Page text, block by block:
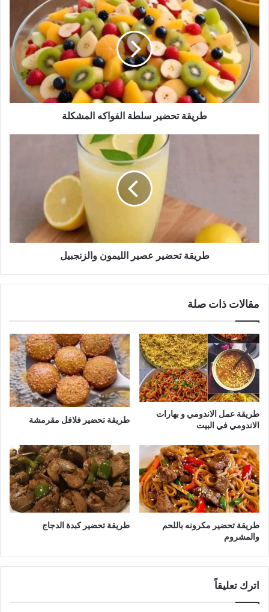
طريقة تحضير وصفة دجاج بوبايز الحار تحضير
سلطة
الفواكه
المشكلة
طريقة تحضير سلطة الفواكه المشكلة
طريقة تحضير عصير الليمون والزنجبيل
مقالات ذات صلة
طريقة عمل الاندومي و بهارات
الاندومي في البيت
طريقة تحضير فلافل مقرمشة
طريقة تحضير مكرونه باللحم
والمشروم
طريقة تحضير كبدة الدجاج
اترك تعليقاً